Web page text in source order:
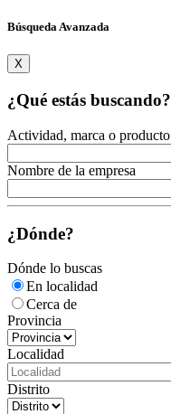
Búsqueda Avanzada
X
¿Qué estás buscando?
Actividad, marca o producto
Nombre de la empresa
¿Dónde?
Dónde lo buscas
En localidad
Cerca de
Provincia
Localidad
Distrito